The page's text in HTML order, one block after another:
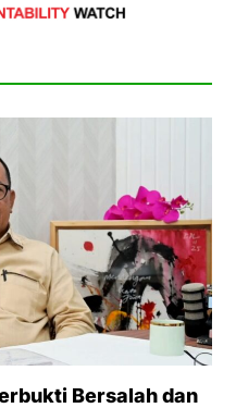
Bersalah dan